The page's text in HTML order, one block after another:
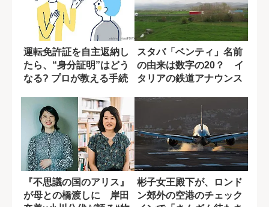
運転免許証を自主返納し
たら、“身分証明”はどう
なる? プロが教える手続
スタバ「ベンティ」名前
の由来は数字の20？ イ
タリアの鉄道アナウンス
『不思議の国のアリス』
が母との橋渡しに 岸田
彬子女王殿下が、ロンド
ン郊外の空港のチェック